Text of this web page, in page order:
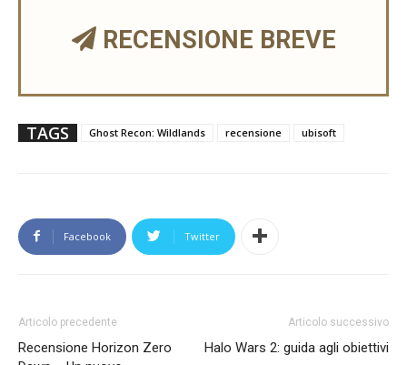
RECENSIONE BREVE
TAGS Ghost Recon: Wildlands recensione ubisoft
Facebook Twitter
Articolo precedente
Recensione Horizon Zero
Articolo successivo
Halo Wars 2: guida agli obiettivi